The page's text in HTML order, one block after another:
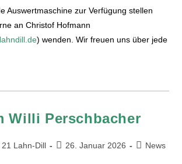
Auswertmaschine zur Verfügung stellen
an Christof Hofmann
) wenden. Wir freuen uns über jede
Willi Perschbacher
Lahn-Dill 26. Januar 2026 News